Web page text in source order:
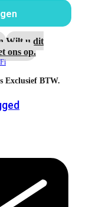
Wilt u dit
ons op.
Exclusief BTW.